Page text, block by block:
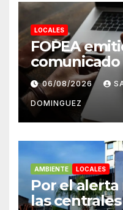
LOCALES
FOPEA
cuentas
de
Plata
06/08/2026
DOMINGUEZ
AMBIENTE LOCALES
Por el
las